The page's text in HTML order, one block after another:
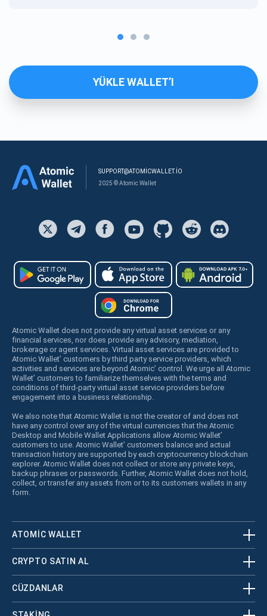
YÜKLE WALLET’I
SUPPORT@ATOMICWALLET.IO
2025 © Atomic Wallet
Atomic Wallet does not provide any virtual asset services or any
financial services, nor does provide any advisory, mediation,
brokerage or agent services. Virtual asset services are provided to
Atomic Wallet’ customers by third party service providers, which
activities and services are beyond Atomic’ control. We urge all Atomic
Wallet’ customers to familiarize themselves with the terms and
conditions of third-party virtual asset service providers before
engagement into a business relationship.
We also note that Atomic Wallet is not the creator of and does not
have any control over any of the virtual currencies that the Atomic
Desktop and Mobile Wallet Applications allow Atomic Wallet’
customers to use. Atomic Wallet’ customers balance and actual
transaction history are supported by each cryptocurrency blockchain
explorer. Atomic Wallet does not collect or store any private keys,
backup phrases or passwords. Further, Atomic Wallet does not hold,
collect, or transfer any assets from or to its customers wallets in any
form.
ATOMIC WALLET
CRYPTO SATIN AL
CÜZDANLAR